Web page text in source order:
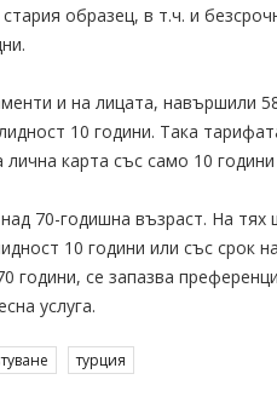
образец, в т.ч. и
и на лицата, навършили
10 години. Така
карта със само 10
70-годишна възраст. На
10 години или със срок
години, се запазва
услуга.
турция